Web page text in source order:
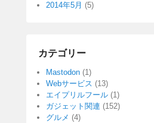
2014年5月 (5)
カテゴリー
Mastodon (1)
Webサービス (13)
エイプリルフール (1)
ガジェット関連 (152)
グルメ (4)